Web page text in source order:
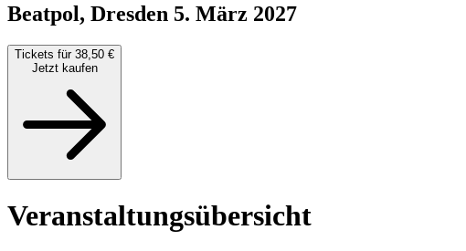
Beatpol, Dresden 5. März 2027
Tickets für 38,50 €
Jetzt kaufen
Veranstaltungsübersicht